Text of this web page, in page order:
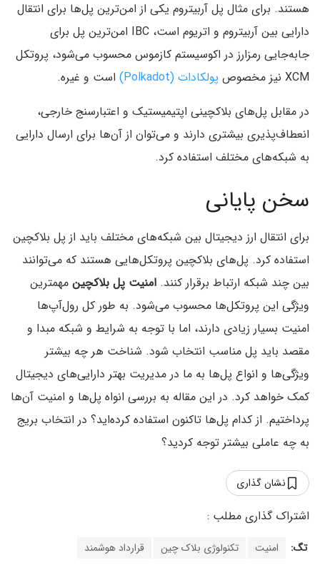
هستند. برای مثال پل آربیتروم یکی از امن‌ترین پل‌ها برای انتقال
دارایی بین آربیتروم و اتریوم است، IBC امن‌ترین پل برای
جابه‌جایی رمزارز در اکوسیستم کازموس محسوب می‌شود، پروتکل
XCM نیز مخصوص
پولکادات (Polkadot) است و غیره.
در مقابل پل‌های بلاکچینی اپتیمیستیک و اعتبارسنج خارجی،
انعطاف‌پذیری بیشتری دارند و می‌توان از آن‌ها برای ارسال دارایی
به شبکه‌های مختلف استفاده کرد.
سخن پایانی
برای انتقال ارز دیجیتال بین شبکه‌های مختلف باید از پل بلاکچین
استفاده کرد. پل‌های بلاکچین پروتکل‌هایی هستند که می‌توانند
بین چند شبکه ارتباط برقرار کنند. امنیت پل بلاکچین مهمترین
ویژگی این پروتکل‌ها محسوب می‌شود. به طور کل رول‌آپ‌ها
امنیت بسیار زیادی دارند، اما با توجه به شرایط و شبکه مبدا و
مقصد باید پل مناسب انتخاب شود. شناخت هر چه بیشتر
ویژگی‌ها و انواع پل‌ها به ما در مدیریت بهتر دارایی‌های دیجیتال
کمک خواهد کرد. در این مقاله به بررسی انواه پل‌ها و امنیت آن‌ها
پرداختیم. از کدام پل‌ها تاکنون استفاده کرده‌اید؟ در انتخاب بریج
به چه عاملی بیشتر توجه کردید؟
نشان گذاری
تگ: امنیت تکنولوژی بلاک چین قرارداد هوشمند